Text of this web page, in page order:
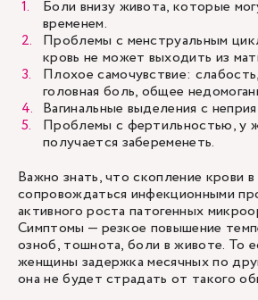
Боли внизу живота, которые
временем.
Проблемы с менструальным
кровь не может выходить из
Плохое самочувствие:
головная боль, общее
Вагинальные выделения с
Проблемы с фертильностью, у
получается забеременеть.
Важно знать, что скопление крови
сопровождаться инфекционными
активного роста патогенных
Симптомы — резкое повышение
озноб, тошнота, боли в животе. То
женщины задержка месячных по
она не будет страдать от такого